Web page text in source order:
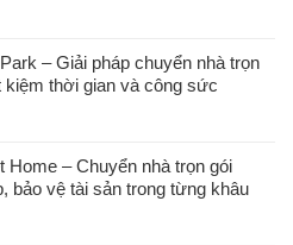
– Giải pháp chuyển nhà trọn
kiệm thời gian và công sức
Home – Chuyển nhà trọn gói
bảo vệ tài sản trong từng khâu